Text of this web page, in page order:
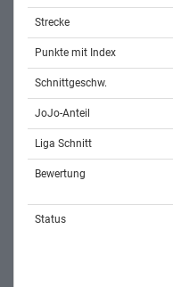
Strecke
Punkte mit Index
Schnittgeschw.
JoJo-Anteil
Liga Schnitt
Bewertung
Status